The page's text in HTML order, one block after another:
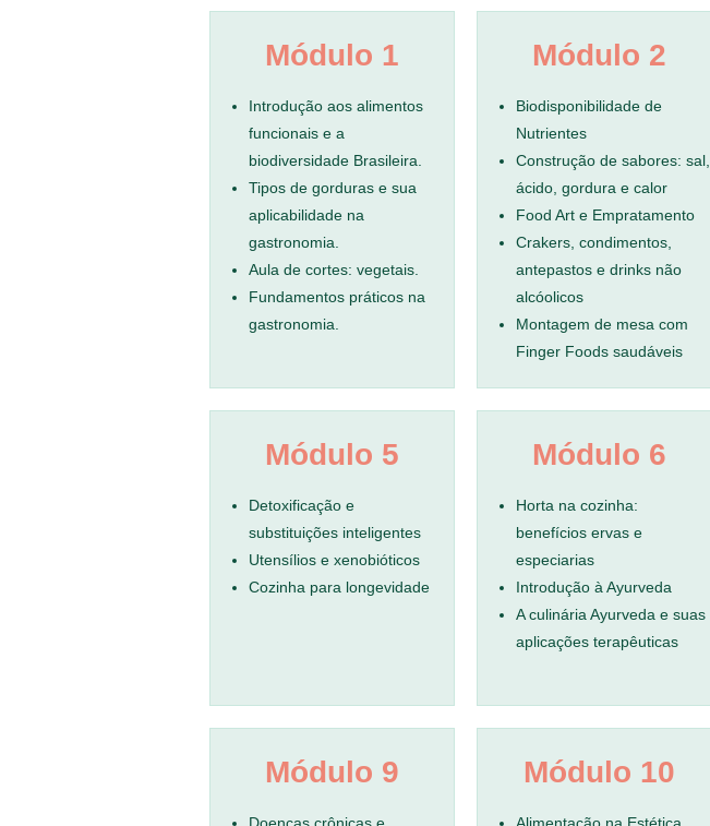
Módulo 1
Introdução aos alimentos
funcionais e a
biodiversidade Brasileira.
Tipos de gorduras e sua
aplicabilidade na
gastronomia.
Aula de cortes: vegetais.
Fundamentos práticos na
gastronomia.
Módulo 2
Biodisponibilidade de
Nutrientes
Construção de sabores: sal,
ácido, gordura e calor
Food Art e Empratamento
Crakers, condimentos,
antepastos e drinks não
alcóolicos
Montagem de mesa com
Finger Foods saudáveis
Módulo 5
Detoxificação e
substituições inteligentes
Utensílios e xenobióticos
Cozinha para longevidade
Módulo 6
Horta na cozinha:
benefícios ervas e
especiarias
Introdução à Ayurveda
A culinária Ayurveda e suas
aplicações terapêuticas
Módulo 9 Módulo 10